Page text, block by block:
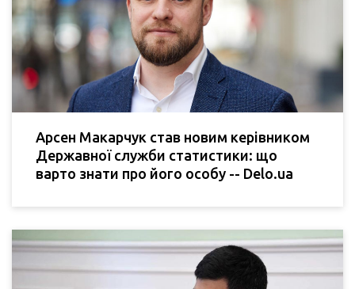
Арсен Макарчук став новим керівником
Державної служби статистики: що
варто знати про його особу -- Delo.ua